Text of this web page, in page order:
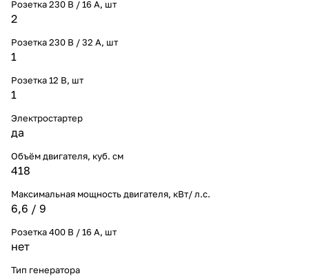
Розетка 230 В / 16 А, шт
2
Розетка 230 В / 32 А, шт
1
Розетка 12 В, шт
1
Электростартер
да
Объём двигателя, куб. см
418
Максимальная мощность двигателя, кВт/ л.с.
6,6 / 9
Розетка 400 В / 16 А, шт
нет
Тип генератора